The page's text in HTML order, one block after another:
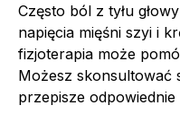
Często ból z tyłu
napięcia mięśni szyi i
fizjoterapia może
Możesz skonsultować
przepisze